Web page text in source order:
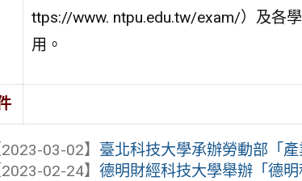
ttps://www. ntpu.edu.tw/exam/）及各
用。
2023-03-02】 臺北科技大學承辦勞動部「產
2023-02-24】德明財經科技大學舉辦「德